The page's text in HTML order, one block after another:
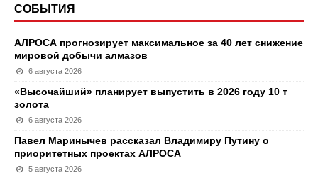
СОБЫТИЯ
АЛРОСА прогнозирует максимальное за 40 лет снижение
мировой добычи алмазов
6 августа 2026
«Высочайший» планирует выпустить в 2026 году 10 т
золота
6 августа 2026
Павел Маринычев рассказал Владимиру Путину о
приоритетных проектах АЛРОСА
5 августа 2026